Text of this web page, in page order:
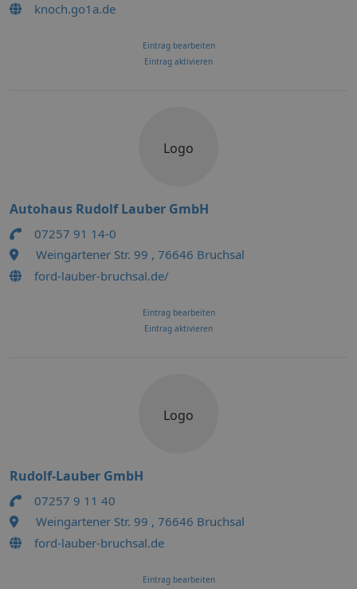
knoch.go1a.de
Eintrag bearbeiten
Eintrag aktivieren
Logo
Autohaus Rudolf Lauber GmbH
07257 91 14-0
Weingartener Str. 99 , 76646 Bruchsal
ford-lauber-bruchsal.de/
Eintrag bearbeiten
Eintrag aktivieren
Logo
Rudolf-Lauber GmbH
07257 9 11 40
Weingartener Str. 99 , 76646 Bruchsal
ford-lauber-bruchsal.de
Eintrag bearbeiten